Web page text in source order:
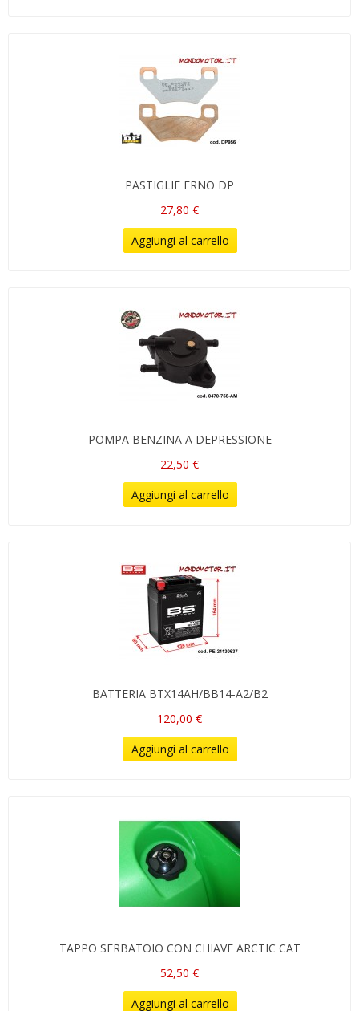
PASTIGLIE FRNO DP
27,80 €
Aggiungi al carrello
POMPA BENZINA A DEPRESSIONE
22,50 €
Aggiungi al carrello
BATTERIA BTX14AH/BB14-A2/B2
120,00 €
Aggiungi al carrello
TAPPO SERBATOIO CON CHIAVE ARCTIC CAT
52,50 €
Aggiungi al carrello